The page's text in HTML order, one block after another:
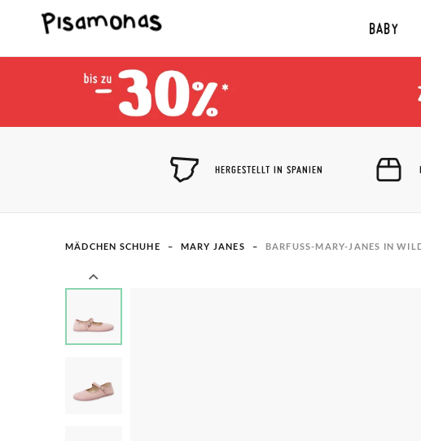
BABY
HERGESTELLT IN SPANIEN
MÄDCHEN SCHUHE MARY JANES BARFUSS-MARY-JANES IN